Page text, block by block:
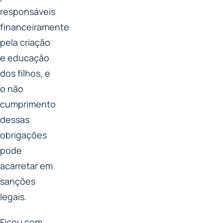
responsáveis
financeiramente
pela criação
e educação
dos filhos, e
o não
cumprimento
dessas
obrigações
pode
acarretar em
sanções
legais.